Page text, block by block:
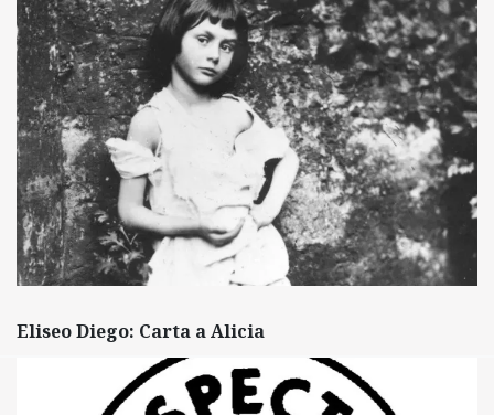
Eliseo Diego: Carta a Alicia